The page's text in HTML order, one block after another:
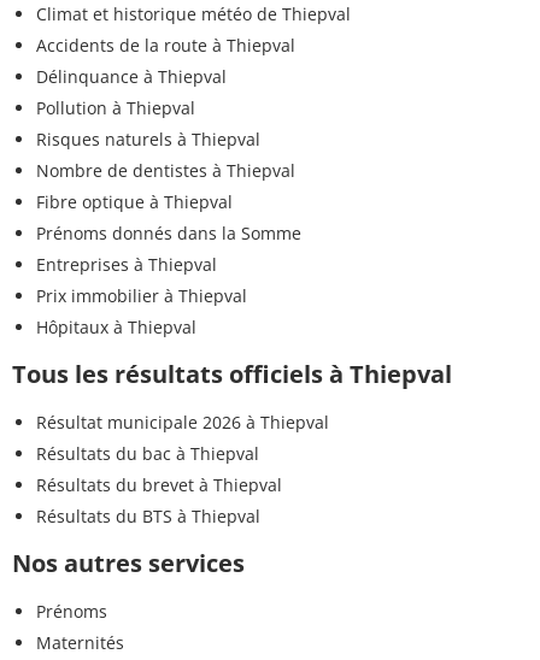
Climat et historique météo de Thiepval
Accidents de la route à Thiepval
Délinquance à Thiepval
Pollution à Thiepval
Risques naturels à Thiepval
Nombre de dentistes à Thiepval
Fibre optique à Thiepval
Prénoms donnés dans la Somme
Entreprises à Thiepval
Prix immobilier à Thiepval
Hôpitaux à Thiepval
Tous les résultats officiels à Thiepval
Résultat municipale 2026 à Thiepval
Résultats du bac à Thiepval
Résultats du brevet à Thiepval
Résultats du BTS à Thiepval
Nos autres services
Prénoms
Maternités